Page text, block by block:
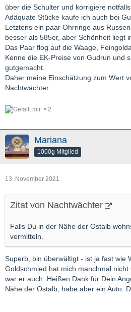
über die Schulter und korrigiere
Adäquate Stücke kaufe ich auch bei
Letztens ein paar Ohrringe aus
besser als 585er, aber Schönheit liegt
Das Paar flog auf die Waage,
Kenne die EK-Preise von Gudrun und
gutgemacht.
Daher meine Einschätzung zum Wert
Nachtwächter
2
Mariana
1000g Mitglied
13. November 2021
Zitat von Nachtwächter
Falls Du in der Nähe der Ostalb
vermitteln.
Superb, bin überwältigt - ist ja fast wie
Goldschmied hat mich manchmal
war er auch. Heißen Dank für Dein
Nähe der Ostalb, habe aber ein Auto.